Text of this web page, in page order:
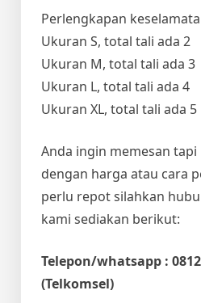
Perlengkapan
Ukuran S, total tali ada 2
Ukuran M, total tali ada 3
Ukuran L, total tali ada 4
Ukuran XL, total tali ada 5
Anda ingin memesan
dengan harga atau cara
perlu repot silahkan
kami sediakan berikut:
Telepon/whatsapp : 0812
(Telkomsel)